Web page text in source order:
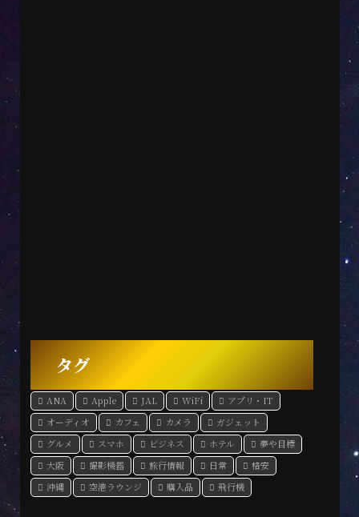
タグ
ANA Apple JAL WiFi
アプリ・IT
オーディオ
カフェ カメラ
ガジェット
グルメ
スマホ ビジネス ホテル
夢や目標
大阪
撮影機器 旅行情報 日常
格安
沖縄
空港ラウンジ 購入品 飛行機